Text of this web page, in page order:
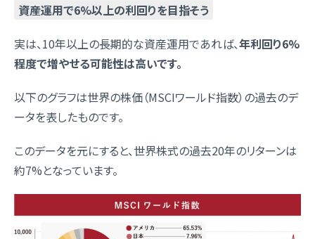
資産運用で6%以上の利回りを目指そう
実は、10年以上の長期的な資産運用であれば、年利回り6%
程度で増やせる可能性は高いです。
以下のグラフは世界の株価（MSCIワールド指数）の過去のデ
ータを表したものです。
このデータを元にすると、世界株式の過去20年のリターンは
約7%となっています。